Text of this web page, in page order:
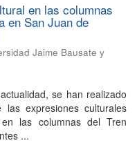
en las columnas
en San Juan de
Jaime Bausate y
se han realizado
expresiones culturales
las columnas del Tren
...